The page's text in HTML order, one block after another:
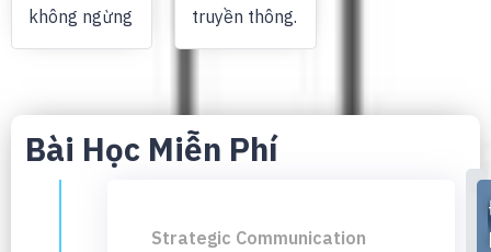
không ngừng
truyền thông.
Bài Học Miễn Phí
Strategic Communication